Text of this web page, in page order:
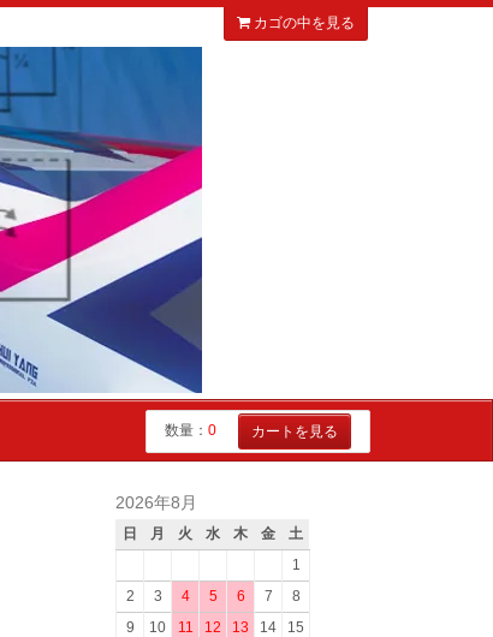
カゴの中を見る
数量： 0 カートを見る
2026年8月
日 月 火 水 木 金
土
1
2
3 4 5 6 7
8
9
10 11 12 13 14
15